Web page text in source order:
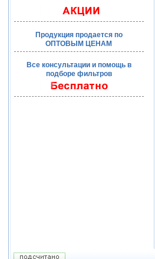
Продукция продается по
ОПТОВЫМ ЦЕНАМ
Все консультации и помощь в
подборе фильтров